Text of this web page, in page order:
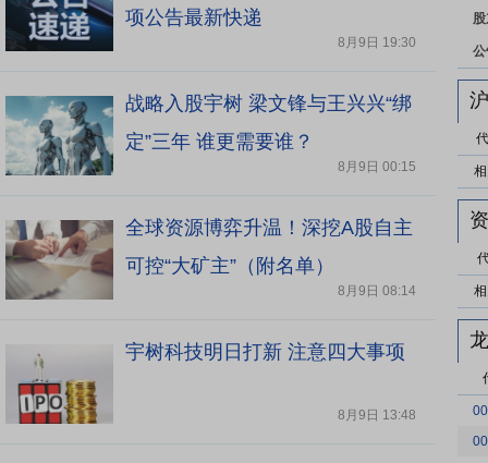
项公告最新快递
8月9日 19:30
战略入股宇树 梁文锋与王兴兴“绑
定”三年 谁更需要谁？
8月9日 00:15
全球资源博弈升温！深挖A股自主
可控“大矿主”（附名单）
8月9日 08:14
宇树科技明日打新 注意四大事项
8月9日 13:48
公